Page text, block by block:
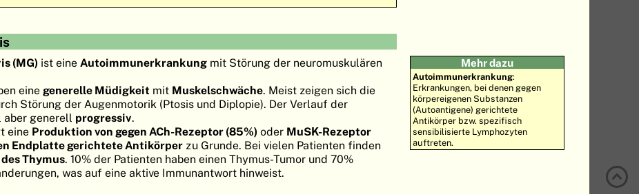
(MG) ist eine Autoimmunerkrankung mit Störung der neuromuskulären
eine generelle Müdigkeit mit Muskelschwäche. Meist zeigen sich die
Störung der Augenmotorik (Ptosis und Diplopie). Der Verlauf der
aber generell progressiv.
eine Produktion von gegen ACh-Rezeptor (85%) oder MuSK-Rezeptor
Endplatte gerichtete Antikörper zu Grunde. Bei vielen Patienten finden
Thymus. 10% der Patienten haben einen Thymus-Tumor und 70%
was auf eine aktive Immunantwort hinweist.
Mehr dazu
Autoimmunerkrankung:
Erkrankungen, bei denen gegen
körpereigenen Substanzen
(Autoantigene) gerichtete
Antikörper bzw. spezifisch
sensibilisierte Lymphozyten
auftreten.